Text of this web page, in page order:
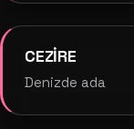
CEZİRE
Denizde ada